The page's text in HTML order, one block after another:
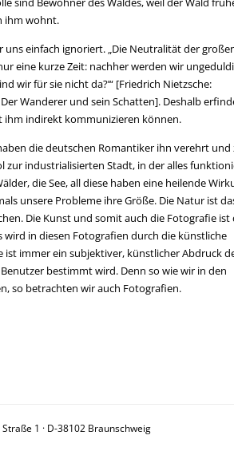
ihm wohnt.
einfach ignoriert. „Die Neutralität der
eine kurze Zeit: nachher werden wir
wir für sie nicht da?’“ [Friedrich Nietzsche:
Wanderer und sein Schatten]. Deshalb
ihm indirekt kommunizieren können.
die deutschen Romantiker ihn verehrt und
industrialisierten Stadt, in der alles
die See, all diese haben eine heilende
unsere Probleme ihre Größe. Die Natur ist
Die Kunst und somit auch die Fotografie ist
wird in diesen Fotografien durch die künstliche
immer ein subjektiver, künstlicher Abdruck
bestimmt wird. Denn so wie wir in den
so betrachten wir auch Fotografien.
1 · D-38102 Braunschweig